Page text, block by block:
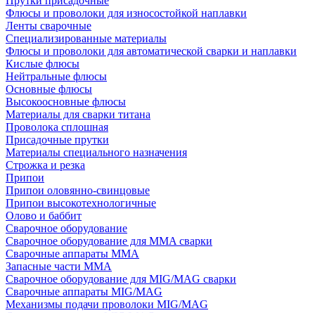
Флюсы и проволоки для износостойкой наплавки
Ленты сварочные
Специализированные материалы
Флюсы и проволоки для автоматической сварки и наплавки
Кислые флюсы
Нейтральные флюсы
Основные флюсы
Высокоосновные флюсы
Материалы для сварки титана
Проволока сплошная
Присадочные прутки
Материалы специального назначения
Строжка и резка
Припои
Припои оловянно-свинцовые
Припои высокотехнологичные
Олово и баббит
Сварочное оборудование
Сварочное оборудование для MMA сварки
Сварочные аппараты MMA
Запасные части MMA
Сварочное оборудование для MIG/MAG сварки
Сварочные аппараты MIG/MAG
Механизмы подачи проволоки MIG/MAG